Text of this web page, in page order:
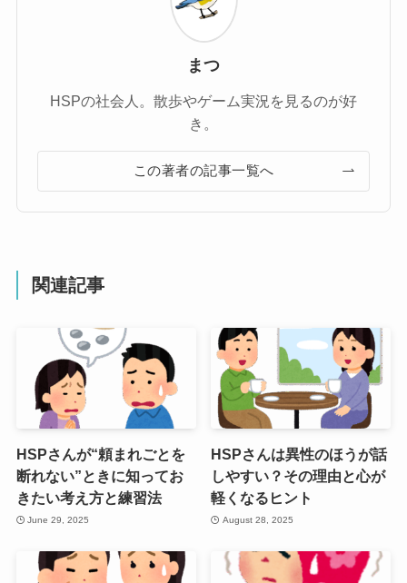
まつ
HSPの社会人。散歩やゲーム実況を見るのが好
き。
この著者の記事一覧へ
関連記事
HSPさんが“頼まれごとを
断れない”ときに知ってお
きたい考え方と練習法
June 29, 2025
HSPさんは異性のほうが話
しやすい？その理由と心が
軽くなるヒント
August 28, 2025